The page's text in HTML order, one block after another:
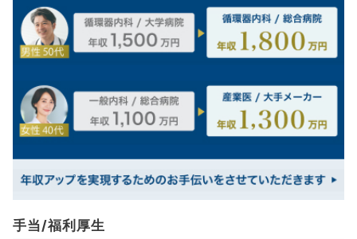
手当/福利厚生